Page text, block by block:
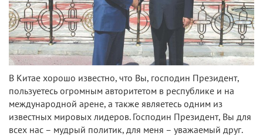
В Китае хорошо известно, что Вы, господин Президент,
пользуетесь огромным авторитетом в республике и на
международной арене, а также являетесь одним из
известных мировых лидеров. Господин Президент, Вы для
всех нас – мудрый политик, для меня – уважаемый друг.